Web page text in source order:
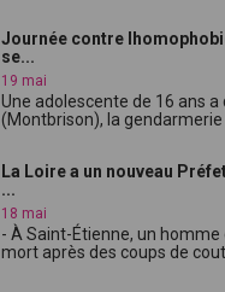
Journée contre
se...
19 mai
Une adolescente de 16 ans a
(Montbrison), la gendarmerie
La Loire a un nouveau
...
18 mai
- À Saint-Étienne, un homme
mort après des coups de